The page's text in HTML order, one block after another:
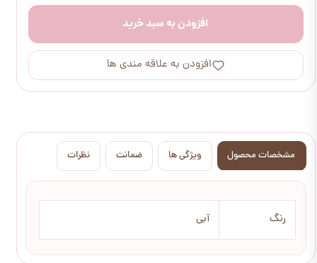
افزودن به سبد خرید
افزودن به علاقه مندی ها
مشخصات محصول ویژگی ها ضمانت نظرات
رنگ آبی